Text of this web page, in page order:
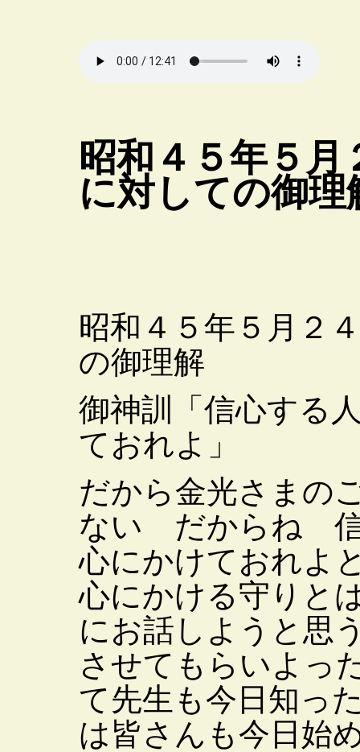
昭和４５年５
に対しての御理
昭和４５年５月２
の御理解
御神訓「信心する
ておれよ」
だから金光さまの
ない だからね 信
心にかけておれ
心にかける守りと
にお話しようと思
させてもらいよっ
て先生も今日知っ
は皆さんも今日始